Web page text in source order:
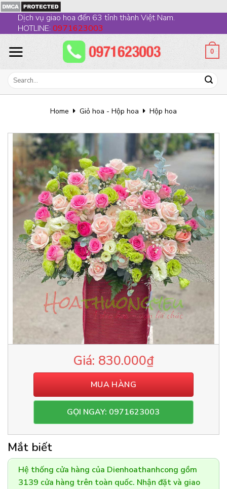
to
content
Dịch vụ giao hoa đến 63 tỉnh thành Việt Nam.
HOTLINE: 0971623003
0
Search
Home Giỏ hoa - Hộp hoa Hộp hoa
830.000₫
MUA HÀNG
GỌI NGAY: 0971623003
Mắt biết
Hệ thống cửa hàng của Dienhoathanhcong gồm
3139 cửa hàng trên toàn quốc. Nhận đặt và giao